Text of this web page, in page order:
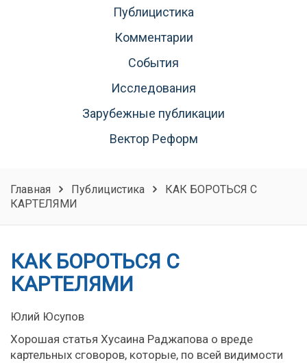
Публицистика
Комментарии
События
Исследования
Зарубежные публикации
Вектор Реформ
Главная Публицистика
КАК БОРОТЬСЯ С
КАРТЕЛЯМИ
КАК БОРОТЬСЯ С
КАРТЕЛЯМИ
Юлий Юсупов
Хорошая статья Хусаина Раджапова о вреде
картельных сговоров, которые, по всей видимости